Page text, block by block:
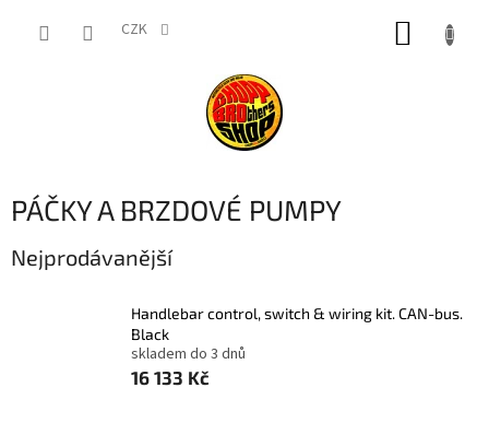
CZK
PÁČKY A BRZDOVÉ PUMPY
Nejprodávanější
Handlebar control, switch & wiring kit. CAN-bus.
Black
skladem do 3 dnů
16 133 Kč